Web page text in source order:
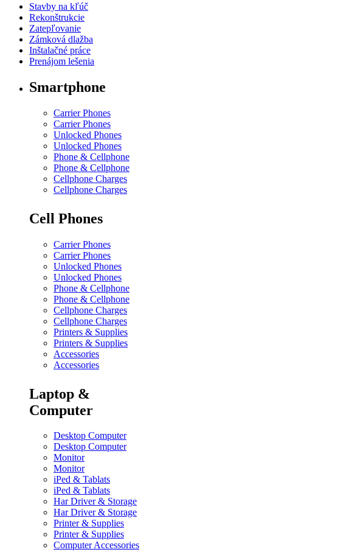
Stavby na kľúč
Rekonštrukcie
Zatepľovanie
Zámková dlažba
Inštalačné práce
Prenájom lešenia
Smartphone
Carrier Phones
Carrier Phones
Unlocked Phones
Unlocked Phones
Phone & Cellphone
Phone & Cellphone
Cellphone Charges
Cellphone Charges
Cell Phones
Carrier Phones
Carrier Phones
Unlocked Phones
Unlocked Phones
Phone & Cellphone
Phone & Cellphone
Cellphone Charges
Cellphone Charges
Printers & Supplies
Printers & Supplies
Accessories
Accessories
Laptop &
Computer
Desktop Computer
Desktop Computer
Monitor
Monitor
iPed & Tablats
iPed & Tablats
Har Driver & Storage
Har Driver & Storage
Printer & Supplies
Printer & Supplies
Computer Accessories